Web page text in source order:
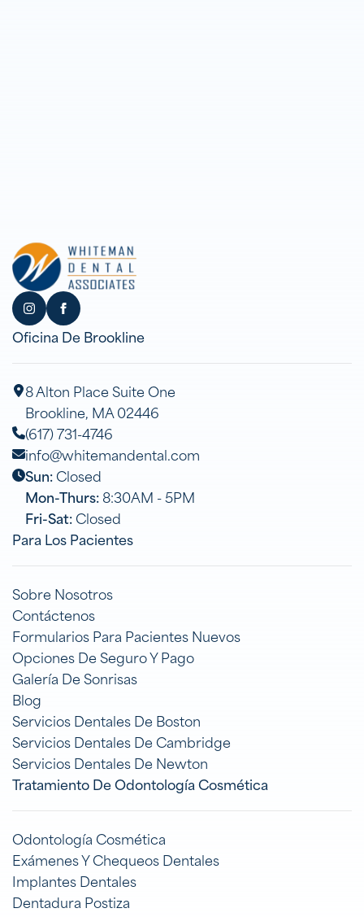
Oficina De Brookline
8 Alton Place Suite One
Brookline, MA 02446
(617) 731-4746
info@whitemandental.com
Sun:Closed
Mon-Thurs:8:30AM - 5PM
Fri-Sat:Closed
Para Los Pacientes
Sobre Nosotros
Contáctenos
Formularios Para Pacientes Nuevos
Opciones De Seguro Y Pago
Galería De Sonrisas
Blog
Servicios Dentales De Boston
Servicios Dentales De Cambridge
Servicios Dentales De Newton
Tratamiento De Odontología Cosmética
Odontología Cosmética
Exámenes Y Chequeos Dentales
Implantes Dentales
Dentadura Postiza